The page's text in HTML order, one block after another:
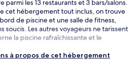
parmi les 13 restaurants et 3 bars/salons.
cet hébergement tout inclus, on trouve
de piscine et une salle de fitness,
soucis. Les autres voyageurs ne tarissent
la piscine rafraîchissante et le
à propos de cet hébergement